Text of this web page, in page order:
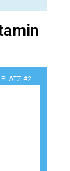
PLATZ #2